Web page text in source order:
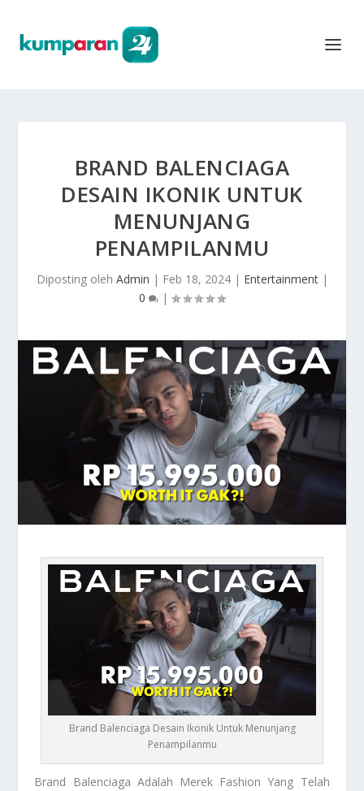
BRAND BALENCIAGA
DESAIN IKONIK UNTUK
MENUNJANG
PENAMPILANMU
Diposting oleh Admin | Feb 18, 2024| Entertainment|
0
|
Brand Balenciaga Desain Ikonik Untuk Menunjang
Penampilanmu
Brand Balenciaga Adalah Merek Fashion Yang Telah